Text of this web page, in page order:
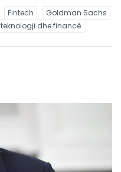
Fintech
Goldman Sachs
teknologji dhe financë.